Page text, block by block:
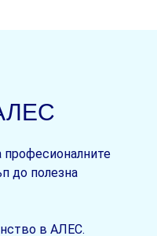
до полезна
в АЛЕС.